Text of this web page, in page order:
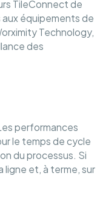
TileConnect de
équipements de
Technology,
des
performances
le temps de cycle
du processus. Si
ligne et, à terme, sur